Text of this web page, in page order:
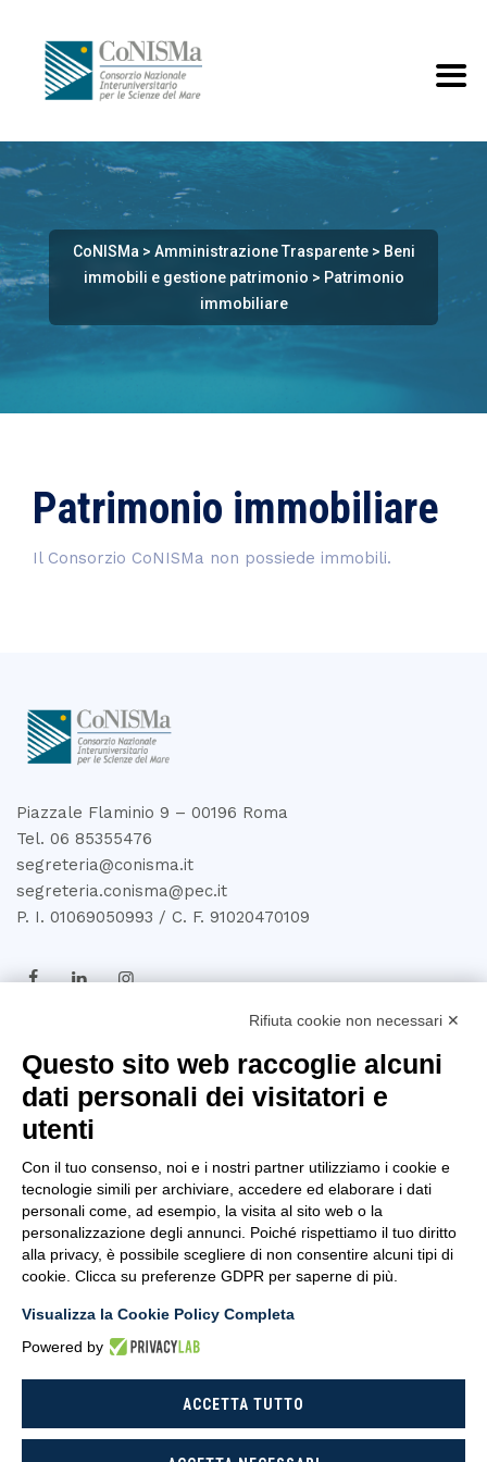
CoNISMa > Amministrazione Trasparente> Beni
immobili e gestione patrimonio > Patrimonio
immobiliare
Patrimonio immobiliare
Il Consorzio CoNISMa non possiede immobili.
Piazzale Flaminio 9 – 00196 Roma
Tel. 06 85355476
segreteria@conisma.it
segreteria.conisma@pec.it
P. I. 01069050993 / C. F. 91020470109
TRASPARENZA
Amministrazione
Trasparente
Privacy Policy
Whistleblowing
D.U.R.C
CoNISMa © 2026 - All rights reserved.
Rifiuta cookie non necessari ✕
Questo sito web raccoglie alcuni
dati personali dei visitatori e
utenti
Con il tuo consenso, noi e i nostri partner utilizziamo i cookie e
tecnologie simili per archiviare, accedere ed elaborare i dati
personali come, ad esempio, la visita al sito web o la
personalizzazione degli annunci. Poiché rispettiamo il tuo diritto
alla privacy, è possibile scegliere di non consentire alcuni tipi di
cookie. Clicca su preferenze GDPR per saperne di più.
Visualizza la Cookie Policy Completa
Powered by
ACCETTA TUTTO